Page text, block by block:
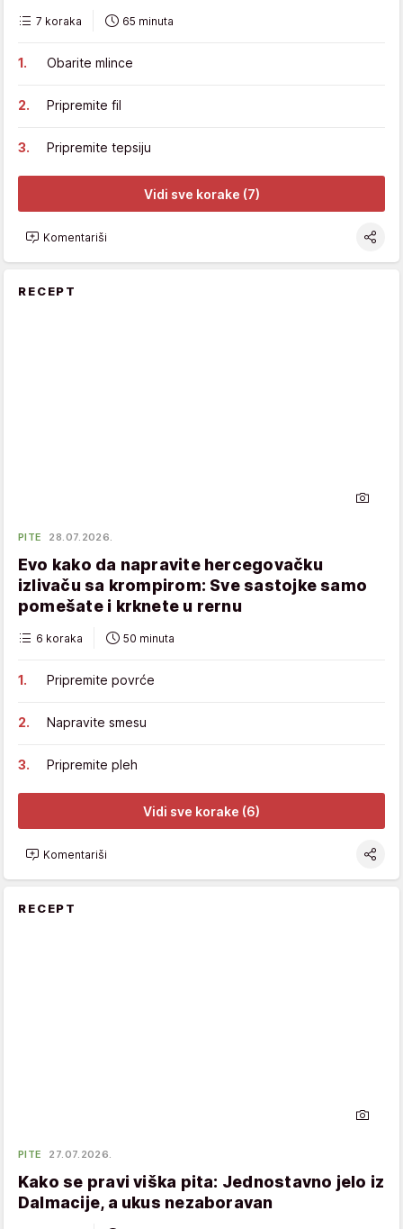
7 koraka 65 minuta
Obarite mlince
Pripremite fil
Pripremite tepsiju
Vidi sve korake (7)
Komentariši
RECEPT
PITE 28.07.2026.
Evo kako da napravite hercegovačku
izlivaču sa krompirom: Sve sastojke samo
pomešate i krknete u rernu
6 koraka 50 minuta
Pripremite povrće
Napravite smesu
Pripremite pleh
Vidi sve korake (6)
Komentariši
RECEPT
PITE 27.07.2026.
Kako se pravi viška pita: Jednostavno jelo iz
Dalmacije, a ukus nezaboravan